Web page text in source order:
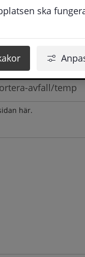
ska
möjligt under
här.